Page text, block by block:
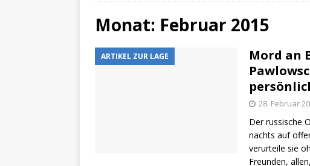
Monat: Februar 2015
ARTIKEL ZUR LAGE
Mord an
28. Februar
Der russische
nachts auf
verurteile sie
Freunden,